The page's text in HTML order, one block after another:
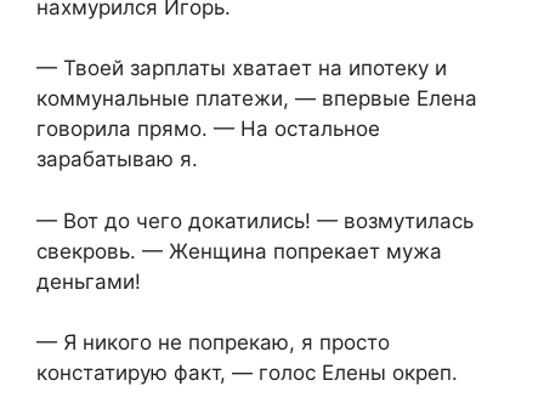
нахмурился Игорь.
— Твоей зарплаты хватает на ипотеку и
коммунальные платежи, — впервые Елена
говорила прямо. — На остальное
зарабатываю я.
— Вот до чего докатились! — возмутилась
свекровь. — Женщина попрекает мужа
деньгами!
— Я никого не попрекаю, я просто
констатирую факт, — голос Елены окреп.